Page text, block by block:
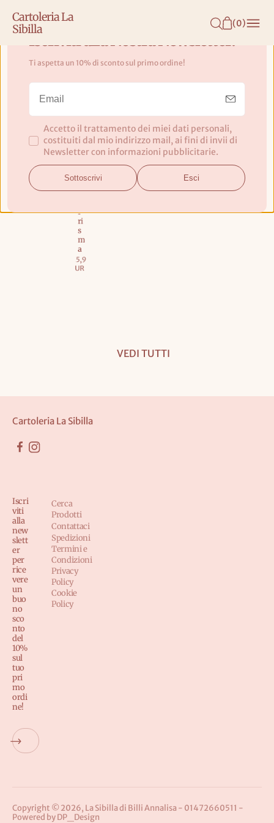
Cartoleria La
Sibilla
(0)
Accessori Confezioni
BIGLIETTI
DI AUGURI
CARTE
REGALO
SHOPPERS
DI CARTA
Stewo
Ar
Ta
V
El
In
P
Ri
S
M
A
Prezzo
base
€5,90
EUR
VEDI TUTTI
Cartoleria La Sibilla
Iscri
viti
alla
new
slett
er
per
rice
vere
un
buo
no
sco
nto
del
10%
sul
tuo
pri
mo
ordi
ne!
Cerca
Prodotti
Contattaci
Spedizioni
Termini e
Condizioni
Privacy
Policy
Cookie
Policy
Copyright © 2026, La Sibilla di Billi Annalisa - 01472660511 -
Powered byDP_Design
Iscriviti alla Nostra Newsletter!
Ti aspetta un 10% di sconto sul primo ordine!
Accetto il trattamento dei miei dati personali,
costituiti dal mio indirizzo mail, ai fini di invii di
Newsletter con informazioni pubblicitarie.
Sottoscrivi Esci